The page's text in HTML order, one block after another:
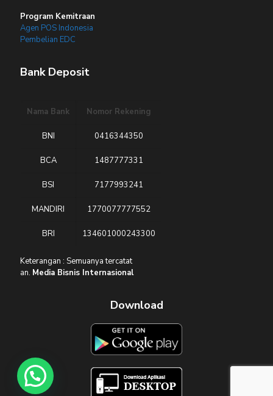
Program Kemitraan
Agen POS Indonesia
Pembelian EDC
Bank Deposit
Nama Bank Nomor Rekening
BNI 0416344350
BCA 1487777331
BSI 7177993241
MANDIRI 1770077777552
BRI 134601000243300
Keterangan : Semuanya tercatat
an. Media Bisnis Internasional
Download